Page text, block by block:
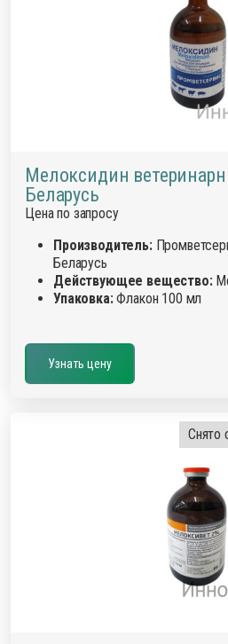
Мелоксидин
Беларусь
Цена по запросу
Производитель:
Беларусь
Действующее вещество:
Упаковка:Флакон 100 мл
Узнать цену
Снято